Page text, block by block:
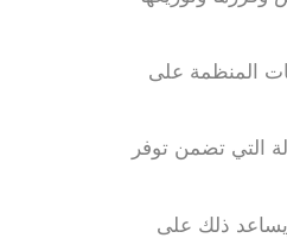
المنظمة على
التي تضمن توفر
ذلك على